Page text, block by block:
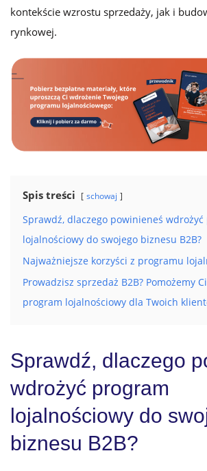
kontekście wzrostu sprzedaży, jak i
rynkowej.
Spis treści schowaj
Sprawdź, dlaczego powinieneś
lojalnościowy do swojego biznesu B2B?
Najważniejsze korzyści z programu
Prowadzisz sprzedaż B2B? Pomożemy
program lojalnościowy dla Twoich
Sprawdź, dlaczego
wdrożyć program
lojalnościowy do
biznesu B2B?